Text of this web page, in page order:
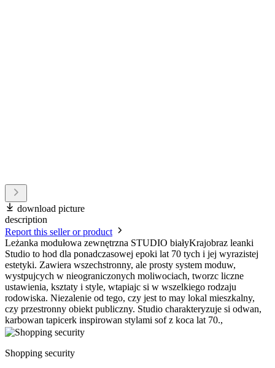
download picture
description
Report this seller or product
Leżanka modułowa zewnętrzna STUDIO białyKrajobraz leanki
Studio to hod dla ponadczasowej epoki lat 70 tych i jej wyrazistej
estetyki. Zawiera wszechstronny, ale prosty system moduw,
wystpujcych w nieograniczonych moliwociach, tworzc liczne
ustawienia, ksztaty i style, wtapiajc si w wszelkiego rodzaju
rodowiska. Niezalenie od tego, czy jest to may lokal mieszkalny,
czy przestronny obiekt publiczny. Studio charakteryzuje si odwan,
karbowan tapicerk inspirowan stylami sof z koca lat 70.,
Shopping security